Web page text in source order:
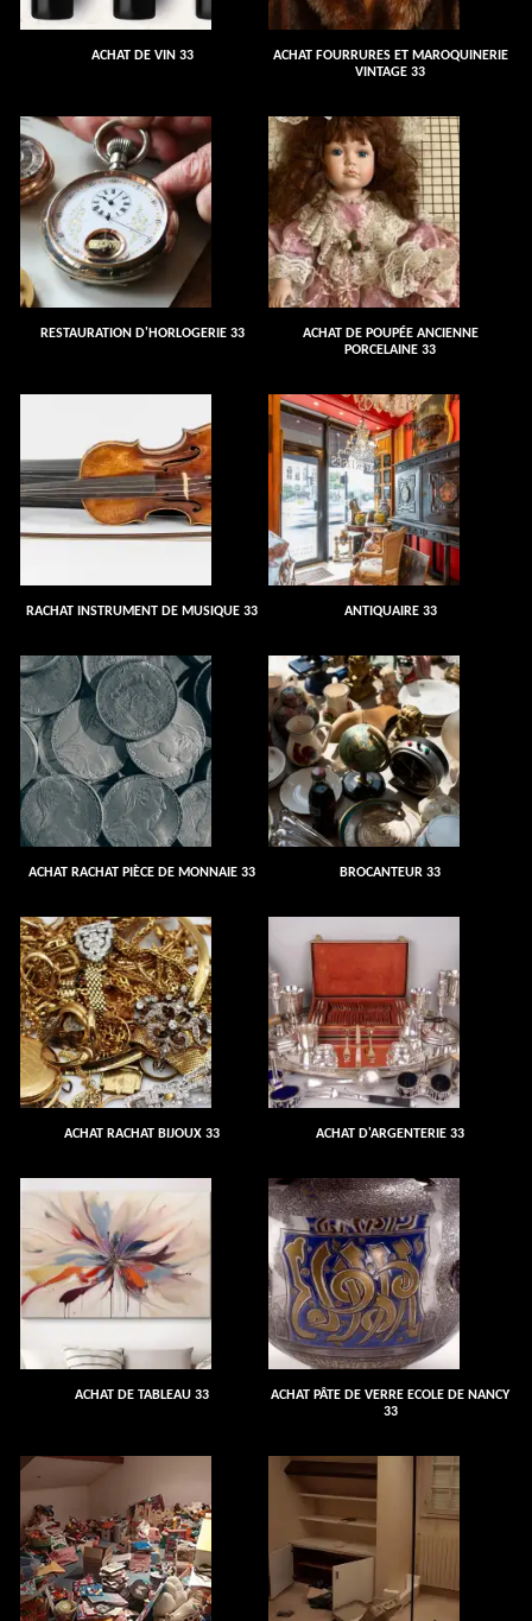
ACHAT DE VIN 33
ACHAT FOURRURES ET MAROQUINERIE
VINTAGE 33
RESTAURATION D'HORLOGERIE 33
ACHAT DE POUPÉE ANCIENNE
PORCELAINE 33
RACHAT INSTRUMENT DE MUSIQUE 33 ANTIQUAIRE 33
ACHAT RACHAT PIÈCE DE MONNAIE 33 BROCANTEUR 33
ACHAT RACHAT BIJOUX 33 ACHAT D'ARGENTERIE 33
ACHAT DE TABLEAU 33
ACHAT PÂTE DE VERRE ECOLE DE NANCY
33